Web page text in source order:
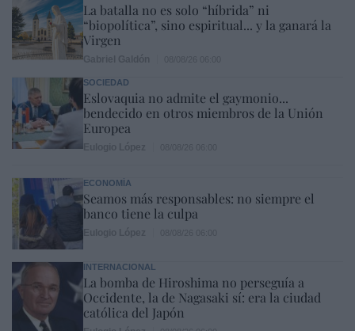
La batalla no es solo “híbrida” ni
“biopolítica”, sino espiritual... y la ganará la
Virgen
SOCIEDAD
Eslovaquia no admite el gaymonio...
bendecido en otros miembros de la Unión
Europea
ECONOMÍA
Seamos más responsables: no siempre el
banco tiene la culpa
INTERNACIONAL
La bomba de Hiroshima no perseguía a
Occidente, la de Nagasaki sí: era la ciudad
católica del Japón